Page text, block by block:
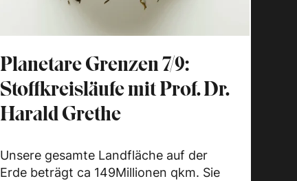
Planetare Grenzen 7/9:
Stoffkreisläufe mit Prof. Dr.
Harald Grethe
Unsere gesamte Landfläche auf der
Erde beträgt ca 149Millionen qkm. Sie